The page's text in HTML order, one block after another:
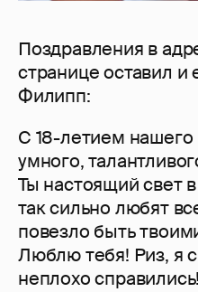
Поздравления в
странице оставил и
Филипп:
С 18-летием
умного,
Ты настоящий свет
так сильно любят
повезло быть
Люблю тебя! Риз, я
неплохо справились!